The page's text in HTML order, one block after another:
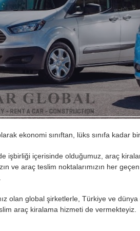
ekonomi sınıftan, lüks sınıfa kadar
işbirliği içerisinde olduğumuz, araç
ve araç teslim noktalarımızın her
olan global şirketlerle, Türkiye ve
araç kiralama hizmeti de vermekteyiz.